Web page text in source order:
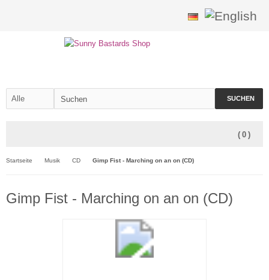
SUCHEN
( 0 )
Startseite Musik CD Gimp Fist - Marching on an on (CD)
Gimp Fist - Marching on an on (CD)